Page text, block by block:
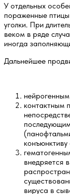
У отдельных
пораженные
уголки. При
веком в ряде
иногда
Дальнейшее
контактным
внедряется
вируса в